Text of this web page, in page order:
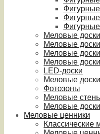
Меловые
Меловые
Меловые
Меловые
LED-доски
Меловые
Фотозоны
Меловые
Меловые
Меловые ценники
Классические